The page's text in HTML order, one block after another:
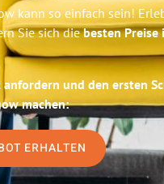
kann so einfach sein!
Sie sich diebesten Preise
und den ersten
machen:
ERHALTEN